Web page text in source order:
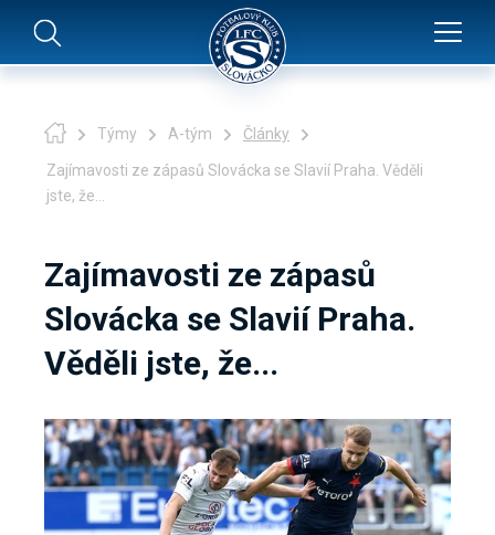
Týmy A-tým Články
Zajímavosti ze zápasů Slovácka se Slavií Praha. Věděli
jste, že...
Zajímavosti ze zápasů
Slovácka se Slavií Praha.
Věděli jste, že...